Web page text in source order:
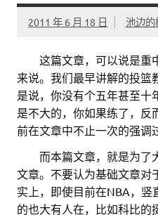
2011 年 6 月 18 日 池边的
这篇文章，可以说是重
来说。我们最早讲解的投篮
是说，你没有个五年甚至十
是不大的，你如果练了，反
前在文章中不止一次的强调
而本篇文章，就是为了
文章。不要认为基础文章对
实上，即使目前在NBA，
的也大有人在，比如科比的